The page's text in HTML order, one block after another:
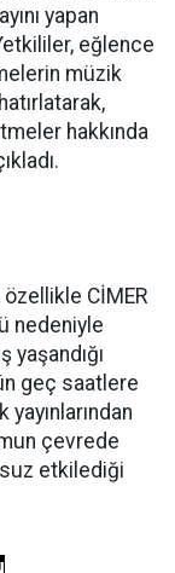
yapan
eğlence
müzik
hakkında
CİMER
nedeniyle
yaşandığı
geç saatlere
çevrede
etkilediği